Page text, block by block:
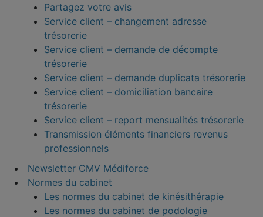
Partagez votre avis
Service client – changement adresse
trésorerie
Service client – demande de décompte
trésorerie
Service client – demande duplicata trésorerie
Service client – domiciliation bancaire
trésorerie
Service client – report mensualités trésorerie
Transmission éléments financiers revenus
professionnels
Newsletter CMV Médiforce
Normes du cabinet
Les normes du cabinet de kinésithérapie
Les normes du cabinet de podologie